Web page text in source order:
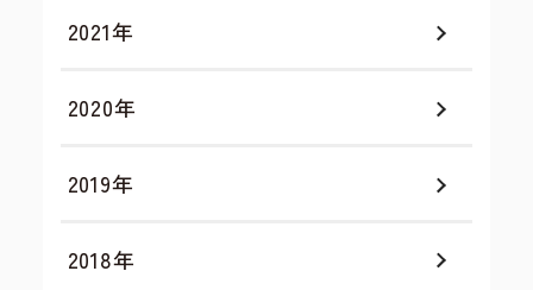
2021年
2020年
2019年
2018年